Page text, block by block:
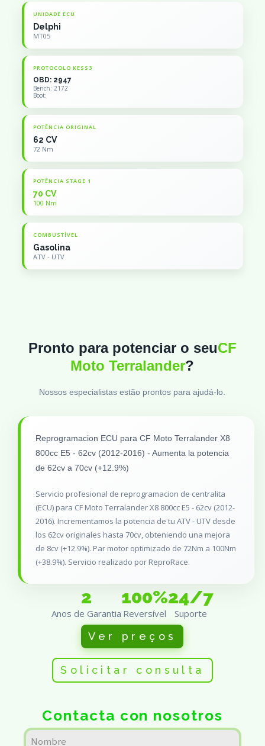
UNIDADE ECU
Delphi
MT05
PROTOCOLO KESS3
OBD: 2947
Bench: 2172
Boot:
POTÊNCIA ORIGINAL
62 CV
72 Nm
POTÊNCIA STAGE 1
70 CV
100 Nm
COMBUSTÍVEL
Gasolina
ATV - UTV
Pronto para potenciar o seuCF
Moto Terralander?
Nossos especialistas estão prontos para ajudá-lo.
Reprogramacion ECU para CF Moto Terralander X8
800cc E5 - 62cv (2012-2016) - Aumenta la potencia
de 62cv a 70cv (+12.9%)
Servicio profesional de reprogramacion de centralita
(ECU) para CF Moto Terralander X8 800cc E5 - 62cv (2012-
2016). Incrementamos la potencia de tu ATV - UTV desde
los 62cv originales hasta 70cv, obteniendo una mejora
de 8cv (+12.9%). Par motor optimizado de 72Nm a 100Nm
(+38.9%). Servicio realizado por ReproRace.
2
Anos de Garantia
100%
Reversível
24/7
Suporte
Ver preços
Solicitar consulta
Contacta con nosotros